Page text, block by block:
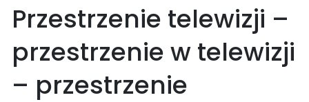
Przestrzenie telewizji –
przestrzenie w telewizji
– przestrzenie